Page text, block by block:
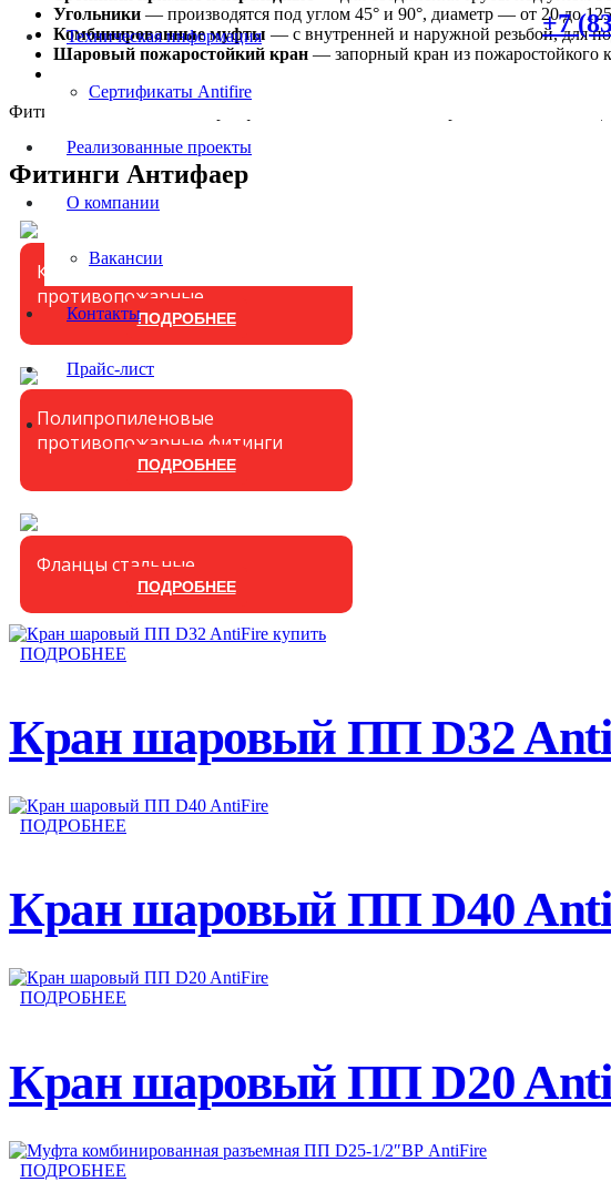
+7
Техническая информация
Сертификаты Antifire
Реализованные проекты
О компании
Вакансии
Контакты
Прайс-лист
Угольники — производятся под углом 45° и 90°, диаметр — от 20 до
Комбинированные муфты — с внутренней и наружной резьбой, для
Шаровый пожаростойкий кран — запорный кран из пожаростойкого
— для подключения трубопровода к насосной
Фитинги AntiFire имеют сертификаты соответствия пожарной
Фитинги Антифаер
Комбинированные фитинги
противопожарные
ПОДРОБНЕЕ
Полипропиленовые
противопожарные фитинги
ПОДРОБНЕЕ
Фланцы стальные
ПОДРОБНЕЕ
ПОДРОБНЕЕ
Кран шаровый ПП D32
ПОДРОБНЕЕ
Кран шаровый ПП D40
ПОДРОБНЕЕ
Кран шаровый ПП D20
ПОДРОБНЕЕ